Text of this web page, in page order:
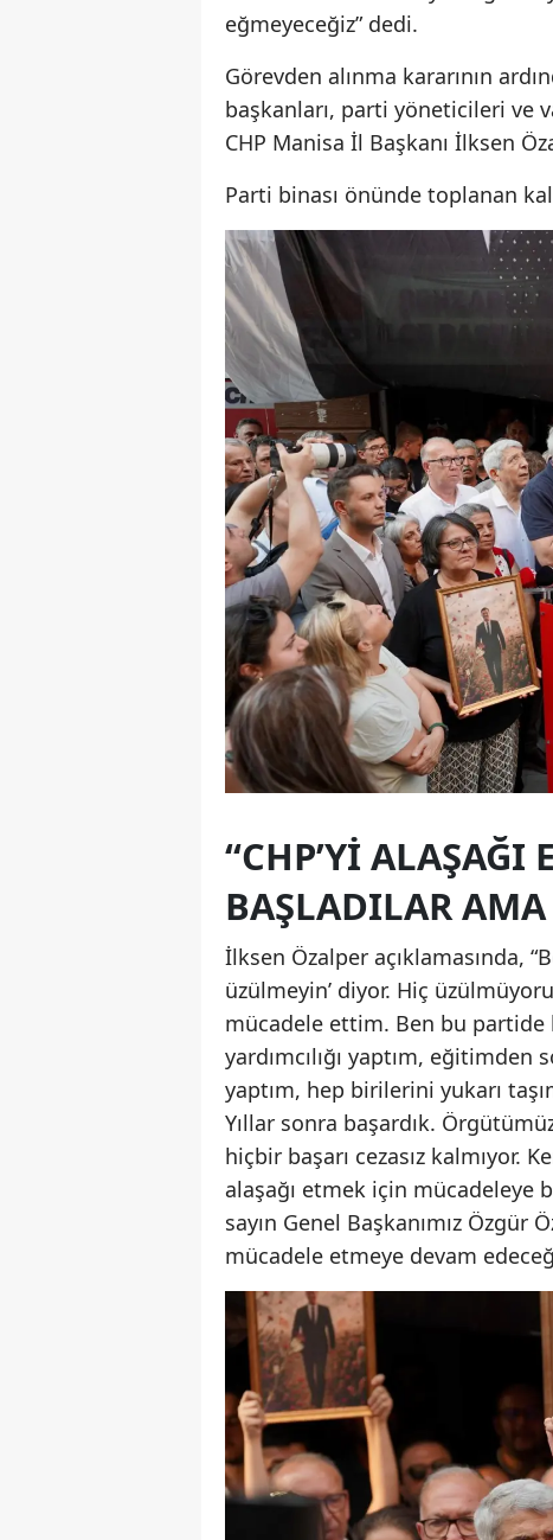
eğmeyeceğiz” dedi.
Görevden alınma kararının
başkanları, parti yöneticileri ve
CHP Manisa İl Başkanı İlksen
Parti binası önünde toplanan
“CHP’Yİ ALAŞAĞI
BAŞLADILAR AMA
İlksen Özalper açıklamasında,
üzülmeyin’ diyor. Hiç
mücadele ettim. Ben bu partide
yardımcılığı yaptım,
yaptım, hep birilerini yukarı
Yıllar sonra başardık.
hiçbir başarı cezasız kalmıyor.
alaşağı etmek için mücadeleye
sayın Genel Başkanımız
mücadele etmeye devam